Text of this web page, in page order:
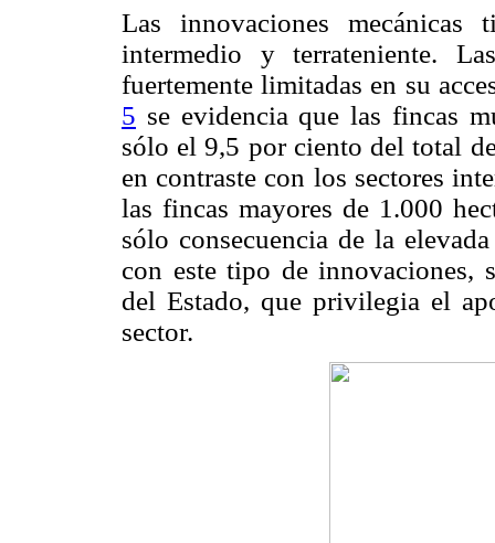
Las innovaciones mecánicas
intermedio y terrateniente.
fuertemente limitadas en su
5 se evidencia que las fincas
sólo el 9,5 por ciento del total
en contraste con los sectores
las fincas mayores de 1.000
sólo consecuencia de la
con este tipo de innovaciones,
del Estado, que privilegia el
sector.